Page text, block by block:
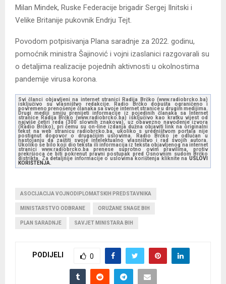
Milan Mindek, Ruske Federacije brigadir Sergej Ilnitski i
Velike Britanije pukovnik Endrju Tejt.
Povodom potpisivanja Plana saradnje za 2022. godinu,
pomoćnik ministra Šajinović i vojni izaslanici razgovarali su
o detaljima realizacije pojednih aktivnosti u okolnostima
pandemije virusa korona.
Svi članci objavljeni na internet stranici Radija Brčko (www.radiobrcko.ba)
isključivo su vlasništvo redakcije. Radio Brčko dopušta ograničeno i
povremeno prenošenje članaka sa svoje internet stranice u drugim medijima.
Drugi mediji smiju prenijeti informacije iz pojedinih članaka sa Internet
stranice Radija Brčko (www.radiobrcko.ba) isključivo kao kratku vijest od
najviše četiri reda (300 slovnih znakova), uz obavezno navođenje izvora
(Radio Brčko), pri čemu su on-line izdanja dužna objaviti link na originalni
tekst na web stranicu radiobrcko.ba, ukoliko s uredništvom portala nije
postignut dogovor o drugačijim uslovima. Radio Brčko je odlučan u
nastojanju da zaštiti svoje intelektualno vlasništvo i rad svojih autora.
Ukoliko se bilo koji dio teksta ili informacija iz teksta objavljenog na internet
stranici www.radiobrcko.ba prenese suprotno ovim pravilima, protiv
prekršioca će biti pokrenut pravni postupak pred Osnovnim sudom Brčko
distrikta. Za detaljnije informacije o uslovima korištenja kliknite na USLOVI
KORIŠTENJA.
ASOCIJACIJA VOJNODIPLOMATSKIH PREDSTAVNIKA
MINISTARSTVO ODBRANE ORUŽANE SNAGE BIH
PLAN SARADNJE SAVJET MINISTARA BIH
PODIJELI 0